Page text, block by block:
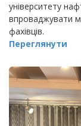
університету
впроваджувати
фахівців.
Переглянути